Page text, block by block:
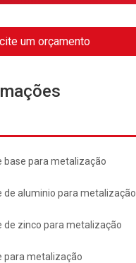
um orçamento
base para metalização
de aluminio para metalização
de zinco para metalização
para metalização